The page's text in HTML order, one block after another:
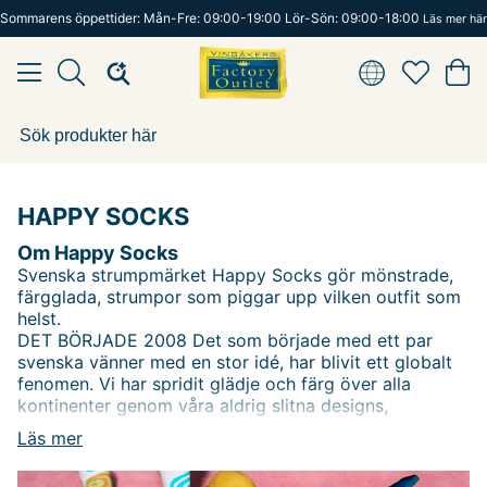
Sommarens öppettider: Mån-Fre: 09:00-19:00 Lör-Sön: 09:00-18:00 Läs mer här
HAPPY SOCKS
Läs mer
Om Happy Socks
Svenska strumpmärket Happy Socks gör mönstrade,
färgglada, strumpor som piggar upp vilken outfit som
helst.
DET BÖRJADE 2008 Det som började med ett par
svenska vänner med en stor idé, har blivit ett globalt
fenomen. Vi har spridit glädje och färg över alla
kontinenter genom våra aldrig slitna designs,
inspirerade av allt från konst, mode och popkultur till
ditt älskade husdjur, din mormors hår och den
ödmjuka men ändå mäktiga hamburgaren.